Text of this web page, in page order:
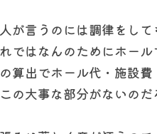
が言うのには調律をし
ではなんのためにホー
算出でホール代・施設
の大事な部分がないのだ